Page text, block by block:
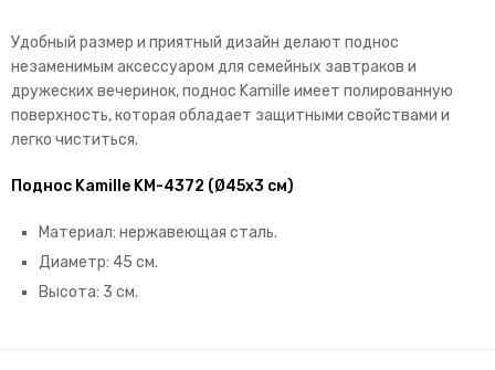
Удобный размер и приятный дизайн делают поднос
незаменимым аксессуаром для семейных завтраков и
дружеских вечеринок, поднос Kamille имеет полированную
поверхность, которая обладает защитными свойствами и
легко чиститься.
Поднос Kamille KM-4372 (Ø45х3 см)
Материал: нержавеющая сталь.
Диаметр: 45 см.
Высота: 3 см.